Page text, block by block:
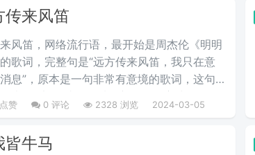
传来风笛
风笛，网络流行语，最开始是周杰伦《明明
歌词，完整句是“远方传来风笛，我只在意
息”，原本是一句非常有意境的歌词，这句
代表了“滚”，成了一种很新的骂人方式。
赞 0 评论 2328 浏览 2024-03-05
皆牛马